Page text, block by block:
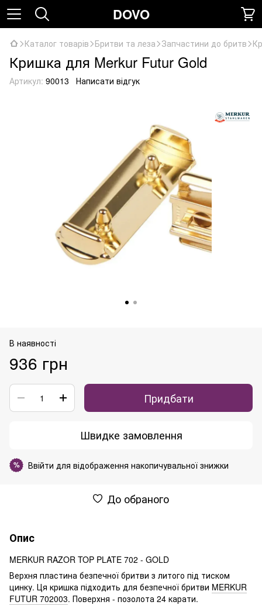
DOVO
Каталог товарів Бритви та леза Запчастини до бритв
Кришка для Merkur Futur Gold
Артикул: 90013 Написати відгук
В наявності
936 грн
Придбати
Швидке замовлення
% Ввійти для відображення накопичувальної знижки
До обраного
Опис
MERKUR RAZOR TOP PLATE 702 - GOLD
Верхня пластина безпечної бритви з литого під тиском
цинку. Ця кришка підходить для безпечної бритви MERKUR
FUTUR 702003. Поверхня - позолота 24 карати.